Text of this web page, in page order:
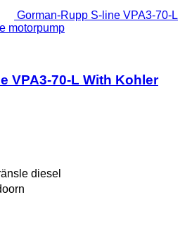
Gorman-Rupp S-line VPA3-70-L
motorpump
VPA3-70-L With Kohler
diesel